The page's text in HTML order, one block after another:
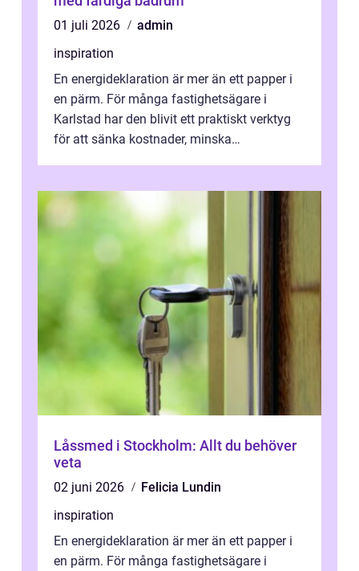
01 juli 2026
admin
inspiration
En energideklaration är mer än ett papper i
en pärm. För många fastighetsägare i
Karlstad har den blivit ett praktiskt verktyg
för att sänka kostnader, minska
Låssmed i Stockholm: Allt du behöver
veta
02 juni 2026
Felicia Lundin
inspiration
En energideklaration är mer än ett papper i
en pärm. För många fastighetsägare i